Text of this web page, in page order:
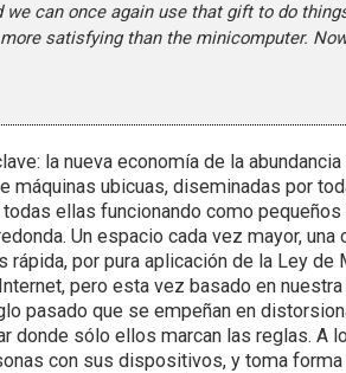
we can once again use that gift to do
satisfying than the minicomputer.
la nueva economía de la
ubicuas, diseminadas por
ellas funcionando como
Un espacio cada vez mayor, una
por pura aplicación de la Ley de
pero esta vez basado en
pasado que se empeñan en
donde sólo ellos marcan las reglas. A
con sus dispositivos, y toma